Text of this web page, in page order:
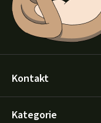
Kontakt
Kategorie